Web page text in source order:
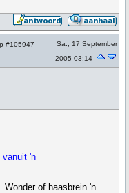
#105947
Sa., 17 September
2005 03:14
vanuit 'n
Wonder of haasbrein 'n